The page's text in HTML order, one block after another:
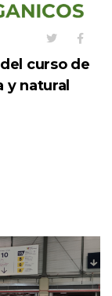
curso de
natural